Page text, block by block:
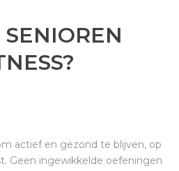
actief en gezond te blijven, op
Geen ingewikkelde oefeningen